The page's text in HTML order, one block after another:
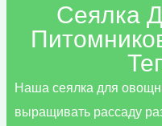
Сеялка
Наша сеялка для
выращивать рассаду